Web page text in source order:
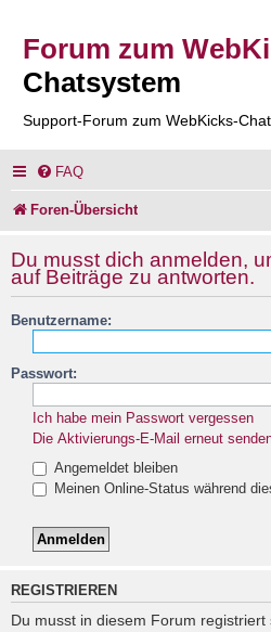
Forum zum
Chatsystem
Support-Forum zum WebKicks-
FAQ
Foren-Übersicht
Du musst dich anmelden,
auf Beiträge zu antworten.
Benutzername:
Passwort:
Ich habe mein Passwort vergessen
Die Aktivierungs-E-Mail erneut
Angemeldet bleiben
Meinen Online-Status während
REGISTRIEREN
Du musst in diesem Forum